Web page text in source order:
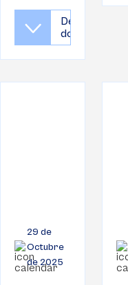
Descargar
documento
29 de
Octubre
de 2025